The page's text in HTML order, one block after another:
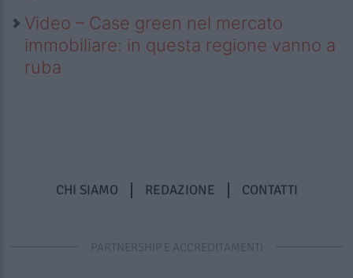
Video – Case green nel mercato
immobiliare: in questa regione vanno a
ruba
CHI SIAMO REDAZIONE CONTATTI
PARTNERSHIP E ACCREDITAMENTI